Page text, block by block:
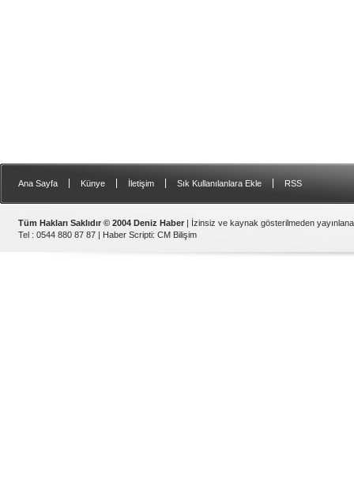
Ana Sayfa Künye İletişim Sık Kullanılanlara Ekle RSS
Tüm Hakları Saklıdır © 2004 Deniz Haber | İzinsiz ve kaynak gösterilmeden
Tel : 0544 880 87 87 | Haber Scripti: CM Bilişim